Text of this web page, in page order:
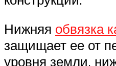
Нижняя обвязка
защищает ее от
уровня земли,